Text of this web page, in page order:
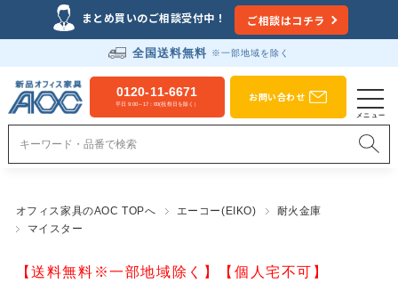
まとめ買いのご相談受付中！ ご相談はコチラ
全国送料無料 ※一部地域を除く
0120-11-6671
平日 9:00～17：00(祝祭日を除く）
お問い合わせ
オフィス家具のAOC TOPへ エーコー(EIKO)
耐火金庫
マイスター
【送料無料※一部地域除く】【個人宅不可】